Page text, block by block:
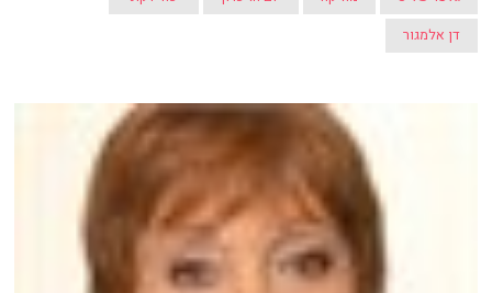
דן אלמגור